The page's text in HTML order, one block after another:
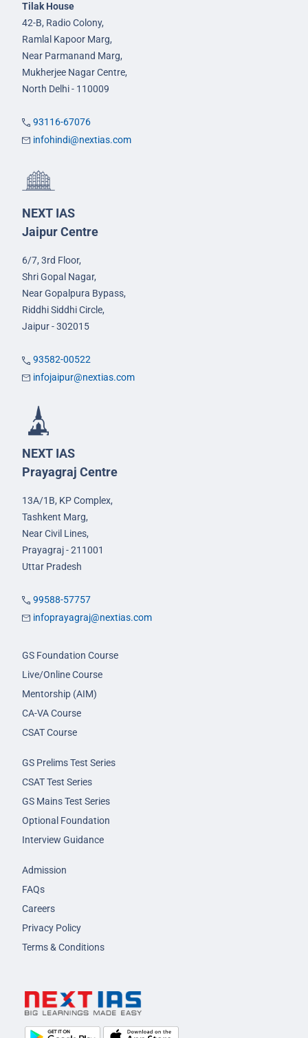
Tilak House
42-B, Radio Colony,
Ramlal Kapoor Marg,
Near Parmanand Marg,
Mukherjee Nagar Centre,
North Delhi - 110009
93116-67076
infohindi@nextias.com
NEXT IAS
Jaipur Centre
6/7, 3rd Floor,
Shri Gopal Nagar,
Near Gopalpura Bypass,
Riddhi Siddhi Circle,
Jaipur - 302015
93582-00522
infojaipur@nextias.com
NEXT IAS
Prayagraj Centre
13A/1B, KP Complex,
Tashkent Marg,
Near Civil Lines,
Prayagraj - 211001
Uttar Pradesh
99588-57757
infoprayagraj@nextias.com
GS Foundation Course
Live/Online Course
Mentorship (AIM)
CA-VA Course
CSAT Course
GS Prelims Test Series
CSAT Test Series
GS Mains Test Series
Optional Foundation
Interview Guidance
Admission
FAQs
Careers
Privacy Policy
Terms & Conditions